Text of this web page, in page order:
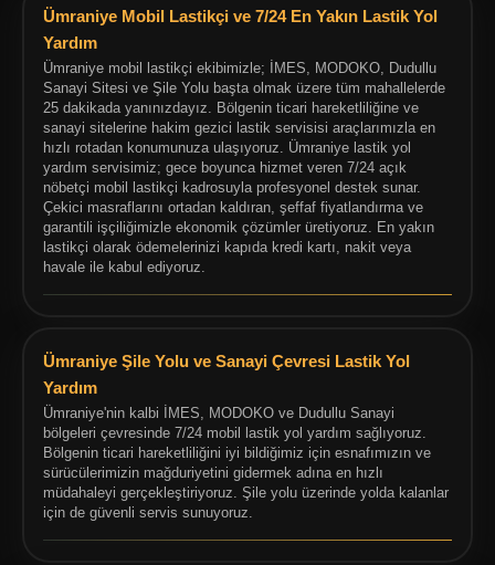
Ümraniye Mobil Lastikçi ve 7/24 En Yakın Lastik Yol
Yardım
Ümraniye mobil lastikçi ekibimizle; İMES, MODOKO, Dudullu
Sanayi Sitesi ve Şile Yolu başta olmak üzere tüm mahallelerde
25 dakikada yanınızdayız. Bölgenin ticari hareketliliğine ve
sanayi sitelerine hakim gezici lastik servisisi araçlarımızla en
hızlı rotadan konumunuza ulaşıyoruz. Ümraniye lastik yol
yardım servisimiz; gece boyunca hizmet veren 7/24 açık
nöbetçi mobil lastikçi kadrosuyla profesyonel destek sunar.
Çekici masraflarını ortadan kaldıran, şeffaf fiyatlandırma ve
garantili işçiliğimizle ekonomik çözümler üretiyoruz. En yakın
lastikçi olarak ödemelerinizi kapıda kredi kartı, nakit veya
havale ile kabul ediyoruz.
Ümraniye Şile Yolu ve Sanayi Çevresi Lastik Yol
Yardım
Ümraniye'nin kalbi İMES, MODOKO ve Dudullu Sanayi
bölgeleri çevresinde 7/24 mobil lastik yol yardım sağlıyoruz.
Bölgenin ticari hareketliliğini iyi bildiğimiz için esnafımızın ve
sürücülerimizin mağduriyetini gidermek adına en hızlı
müdahaleyi gerçekleştiriyoruz. Şile yolu üzerinde yolda kalanlar
için de güvenli servis sunuyoruz.